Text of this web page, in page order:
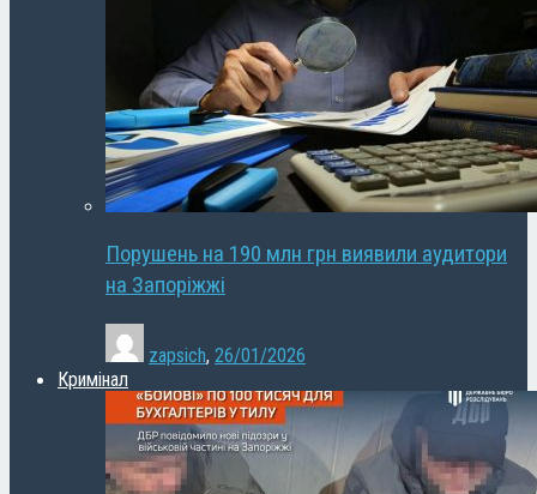
Порушень на 190 млн грн виявили аудитори
на Запоріжжі
zapsich, 26/01/2026
Кримінал